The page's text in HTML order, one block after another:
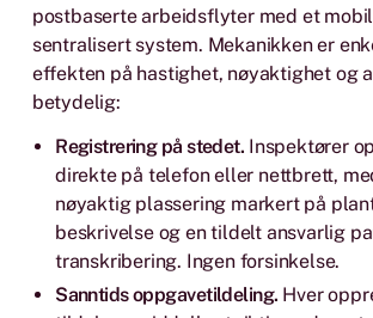
postbaserte arbeidsflyter med et
sentralisert system. Mekanikken er
effekten på hastighet, nøyaktighet og
betydelig:
Registrering på stedet. Inspektører
direkte på telefon eller nettbrett,
nøyaktig plassering markert på
beskrivelse og en tildelt ansvarlig
transkribering. Ingen forsinkelse.
Sanntids oppgavetildeling. Hver